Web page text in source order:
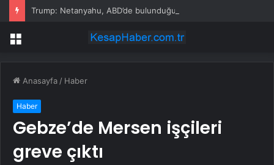
Menü
Anasayfa / Haber
Haber
Gebze’de Mersen işçileri
greve çıktı